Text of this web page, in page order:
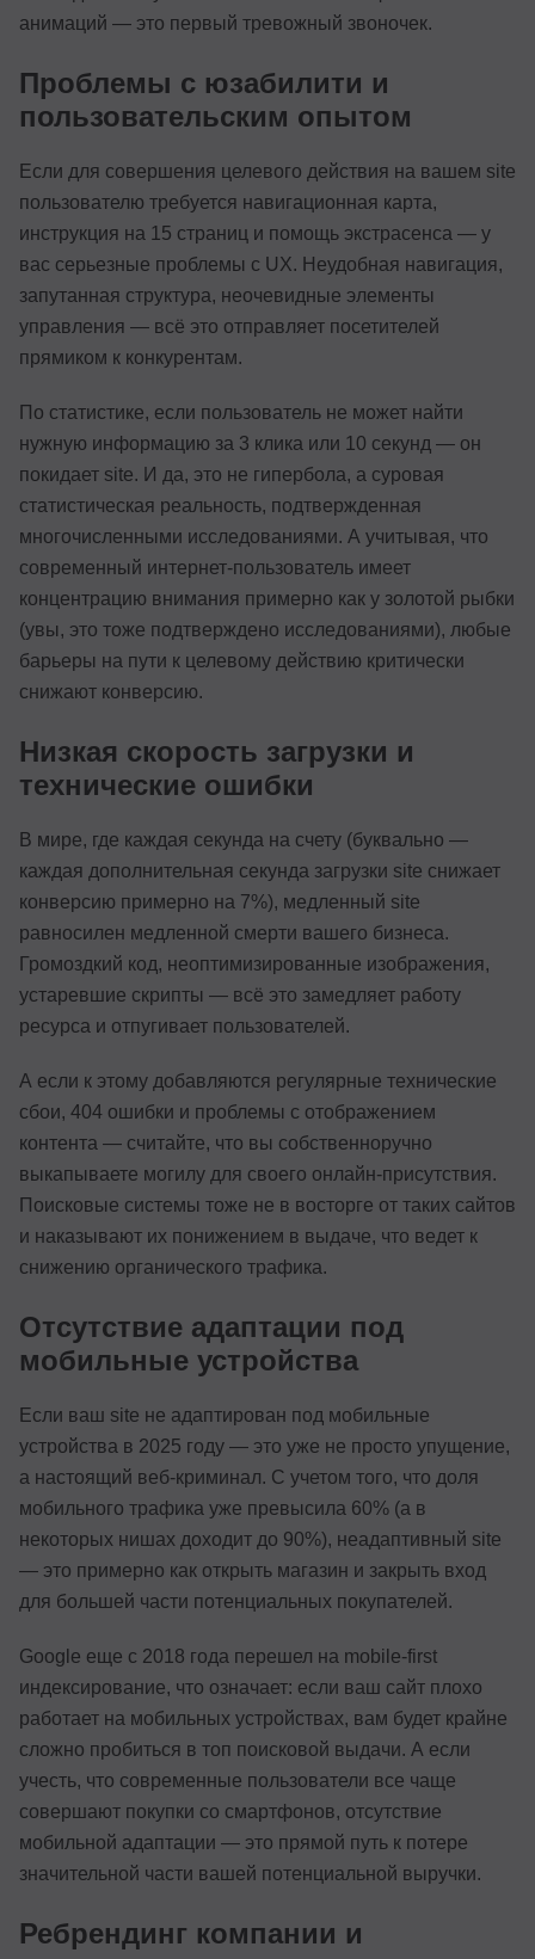
анимаций — это первый тревожный звоночек.
Проблемы с юзабилити и
пользовательским опытом
Если для совершения целевого действия на вашем site
пользователю требуется навигационная карта,
инструкция на 15 страниц и помощь экстрасенса — у
вас серьезные проблемы с UX. Неудобная навигация,
запутанная структура, неочевидные элементы
управления — всё это отправляет посетителей
прямиком к конкурентам.
По статистике, если пользователь не может найти
нужную информацию за 3 клика или 10 секунд — он
покидает site. И да, это не гипербола, а суровая
статистическая реальность, подтвержденная
многочисленными исследованиями. А учитывая, что
современный интернет-пользователь имеет
концентрацию внимания примерно как у золотой рыбки
(увы, это тоже подтверждено исследованиями), любые
барьеры на пути к целевому действию критически
снижают конверсию.
Низкая скорость загрузки и
технические ошибки
В мире, где каждая секунда на счету (буквально —
каждая дополнительная секунда загрузки site снижает
конверсию примерно на 7%), медленный site
равносилен медленной смерти вашего бизнеса.
Громоздкий код, неоптимизированные изображения,
устаревшие скрипты — всё это замедляет работу
ресурса и отпугивает пользователей.
А если к этому добавляются регулярные технические
сбои, 404 ошибки и проблемы с отображением
контента — считайте, что вы собственноручно
выкапываете могилу для своего онлайн-присутствия.
Поисковые системы тоже не в восторге от таких сайтов
и наказывают их понижением в выдаче, что ведет к
снижению органического трафика.
Отсутствие адаптации под
мобильные устройства
Если ваш site не адаптирован под мобильные
устройства в 2025 году — это уже не просто упущение,
а настоящий веб-криминал. С учетом того, что доля
мобильного трафика уже превысила 60% (а в
некоторых нишах доходит до 90%), неадаптивный site
— это примерно как открыть магазин и закрыть вход
для большей части потенциальных покупателей.
Google еще с 2018 года перешел на mobile-first
индексирование, что означает: если ваш сайт плохо
работает на мобильных устройствах, вам будет крайне
сложно пробиться в топ поисковой выдачи. А если
учесть, что современные пользователи все чаще
совершают покупки со смартфонов, отсутствие
мобильной адаптации — это прямой путь к потере
значительной части вашей потенциальной выручки.
Ребрендинг компании и